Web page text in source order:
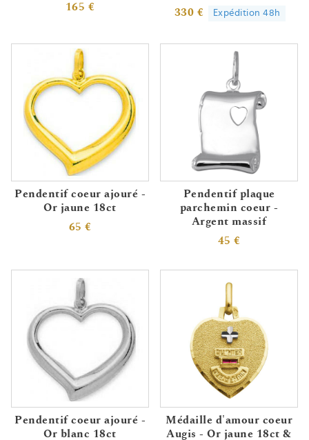
165 €
330 € Expédition 48h
Pendentif coeur ajouré -
Or jaune 18ct
65 €
Pendentif plaque
parchemin coeur -
Argent massif
45 €
Pendentif coeur ajouré -
Or blanc 18ct
Médaille d'amour coeur
Augis - Or jaune 18ct &